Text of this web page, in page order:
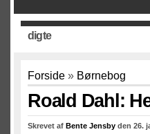
digte
Forside » Børnebog
Roald Dahl:
Skrevet af Bente Jensby den 26.